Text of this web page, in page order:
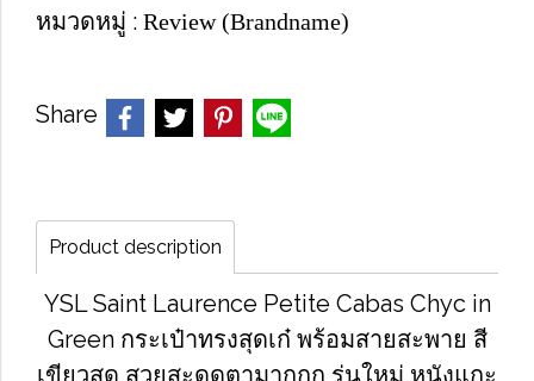
หมวดหมู่ : Review (Brandname)
Share
Product description
YSL Saint Laurence Petite Cabas Chyc in
Green กระเป๋าทรงสุดเก๋ พร้อมสายสะพาย สี
เขียวสด สวยสะดุดตามากกก รุ่นใหม่ หนังแกะ